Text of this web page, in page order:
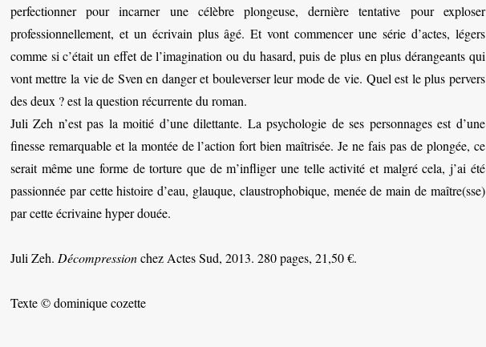
perfectionner pour incarner une célèbre plongeuse, dernière tentative pour exploser
professionnellement, et un écrivain plus âgé. Et vont commencer une série d’actes, légers
comme si c’était un effet de l’imagination ou du hasard, puis de plus en plus dérangeants qui
vont mettre la vie de Sven en danger et bouleverser leur mode de vie. Quel est le plus pervers
des deux ? est la question récurrente du roman.
Juli Zeh n’est pas la moitié d’une dilettante. La psychologie de ses personnages est d’une
finesse remarquable et la montée de l’action fort bien maîtrisée. Je ne fais pas de plongée, ce
serait même une forme de torture que de m’infliger une telle activité et malgré cela, j’ai été
passionnée par cette histoire d’eau, glauque, claustrophobique, menée de main de maître(sse)
par cette écrivaine hyper douée.
Juli Zeh. Décompressionchez Actes Sud, 2013. 280 pages, 21,50 €.
Texte © dominique cozette